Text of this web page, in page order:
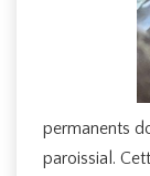
permanents
paroissial.